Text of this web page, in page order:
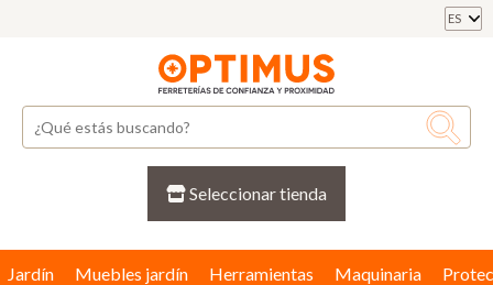
ES
Seleccionar tienda
Jardín Muebles jardín Herramientas Maquinaria